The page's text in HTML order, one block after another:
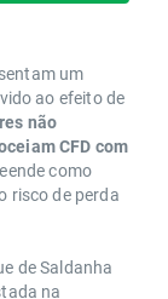
um
ao efeito de
não
CFD com
como
risco de perda
de Saldanha
na